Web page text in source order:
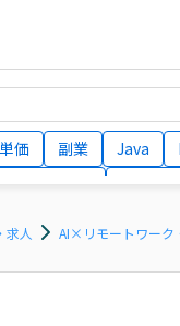
価 副業 Java
月収100万円 業務委託
求人 AI×リモートワーク